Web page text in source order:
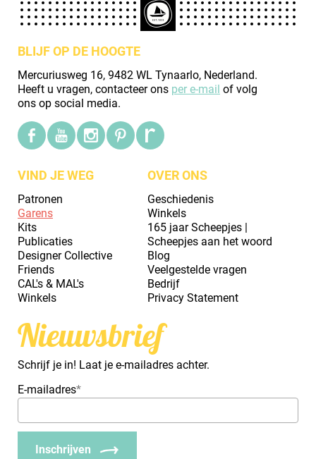
BLIJF OP DE HOOGTE
Mercuriusweg 16, 9482 WL Tynaarlo, Nederland.
Heeft u vragen, contacteer ons per e-mail of volg
ons op social media.
VIND JE WEG
Patronen
Garens
Kits
Publicaties
Designer Collective
Friends
CAL's & MAL's
Winkels
OVER ONS
Geschiedenis
Winkels
165 jaar Scheepjes |
Scheepjes aan het woord
Blog
Veelgestelde vragen
Bedrijf
Privacy Statement
Nieuwsbrief
Schrijf je in! Laat je e-mailadres achter.
E-mailadres*
Inschrijven